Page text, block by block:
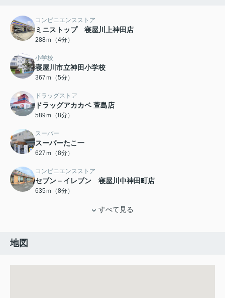
コンビニエンスストア
ミニストップ 寝屋川上神田店
288ｍ（4分）
小学校
寝屋川市立神田小学校
367ｍ（5分）
ドラッグストア
ドラッグアカカベ 萱島店
589ｍ（8分）
スーパー
スーパーたこ一
627ｍ（8分）
コンビニエンスストア
セブン－イレブン 寝屋川中神田町店
635ｍ（8分）
すべて見る
地図